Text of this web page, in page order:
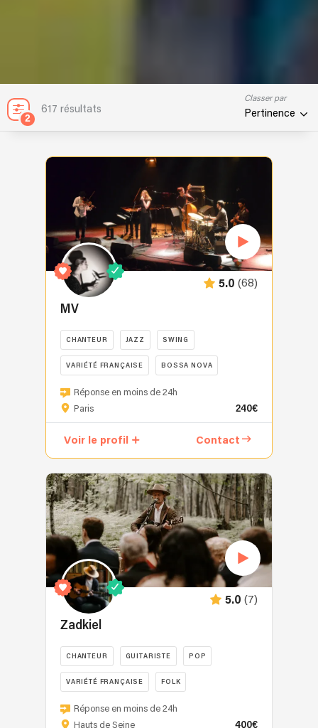
2
617 résultats
Classer par
Pertinence
5.0 (68)
MV
CHANTEUR JAZZ SWING
VARIÉTÉ FRANÇAISE BOSSA NOVA
MV
vous
musicale
sur
les
continents
jazz
bossa.
Elle
revisite
aussi
morceaux
pop
et
ses
Réponse en moins de 24h
Paris
240€
Voir le profil Contact
5.0 (7)
Zadkiel
CHANTEUR GUITARISTE POP
VARIÉTÉ FRANÇAISE FOLK
Zadkiel
est
Réponse en moins de 24h
Hauts de Seine
400€